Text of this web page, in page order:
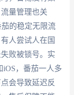
量管理也关
的稳定无限流
人尝试人在国
败被锁号。实
iOS，番茄一人多
会导致延迟反